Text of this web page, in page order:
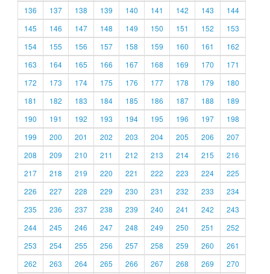
136
137 138 139 140 141 142 143
144
145
146 147 148 149 150 151 152
153
154
155 156 157 158 159 160 161
162
163
164 165 166 167 168 169 170
171
172
173 174 175 176 177 178 179
180
181
182 183 184 185 186 187 188
189
190
191 192 193 194 195 196 197
198
199
200 201 202 203 204 205 206
207
208
209 210 211 212 213 214 215
216
217
218 219 220 221 222 223 224
225
226
227 228 229 230 231 232 233
234
235
236 237 238 239 240 241 242
243
244
245 246 247 248 249 250 251
252
253
254 255 256 257 258 259 260
261
262
263 264 265 266 267 268 269 270